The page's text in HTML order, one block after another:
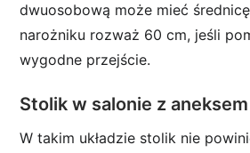
dwuosobową może mieć
narożniku rozważ 60 cm, jeśli
wygodne przejście.
Stolik w salonie z
W takim układzie stolik nie